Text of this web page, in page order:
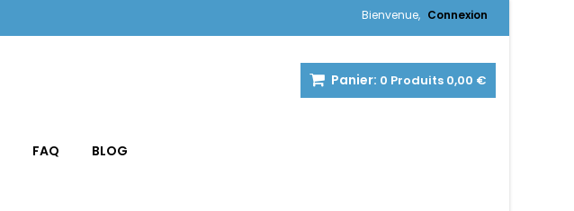
Bienvenue, Connexion
Panier: 0 Produits 0,00 €
FAQ BLOG